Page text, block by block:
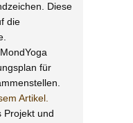
Diese
die
für
Artikel.
Projekt und